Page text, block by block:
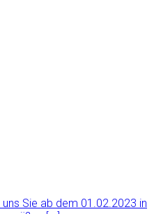
Sie ab dem 01.02.2023 in